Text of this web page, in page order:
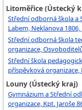
Litoměřice (Ústecký
Střední odborná škola a
Labem, Neklanova
Střední odborná škola
organizace,
Střední škola
příspěvková
Louny (Ústecký kraj)
Gymnázium a Střední
organizace, Kpt. Jaroše